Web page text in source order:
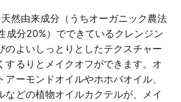
然由来成分（うちオーガニック農法
成分20%）でできているクレンジン
のよいしっとりとしたテクスチャー
するりとメイクオフができます。オ
ーモンドオイルやホホバオイル、
などの植物オイルカクテルが、メイ